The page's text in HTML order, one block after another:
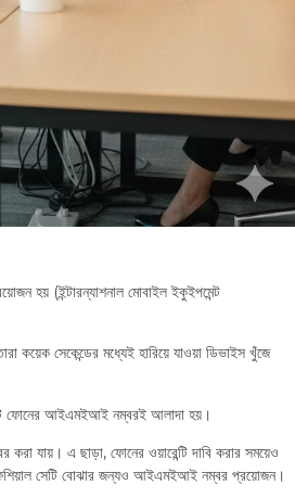
হয় (ইন্টারন্যাশনাল মোবাইল ইকুইপমেন্ট
কয়েক সেকেন্ডের মধ্যেই হারিয়ে যাওয়া ডিভাইস খুঁজে
ফোনের আইএমইআই নম্বরই আলাদা হয়।
যায়। এ ছাড়া, ফোনের ওয়ারেন্টি দাবি করার সময়েও
সেটি বোঝার জন্যও আইএমইআই নম্বর প্রয়োজন।